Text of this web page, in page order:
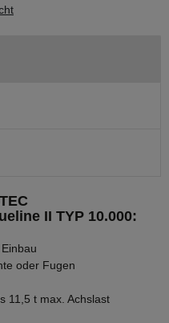
II TYP 10.000:
oder Fugen
11,5 t max. Achslast